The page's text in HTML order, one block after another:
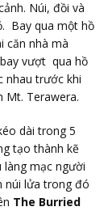
Núi, đồi và
Bay qua một hồ
căn nhà mà
vượt qua hồ
nhau trước khi
Mt. Terawera.
dài trong 5
tạo thành kẽ
làng mạc người
núi lửa trong đó
The Burried